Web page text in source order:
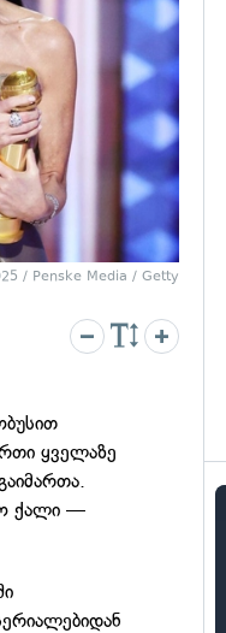
/ Penske Media / Getty
ყველაზე
ქალი —